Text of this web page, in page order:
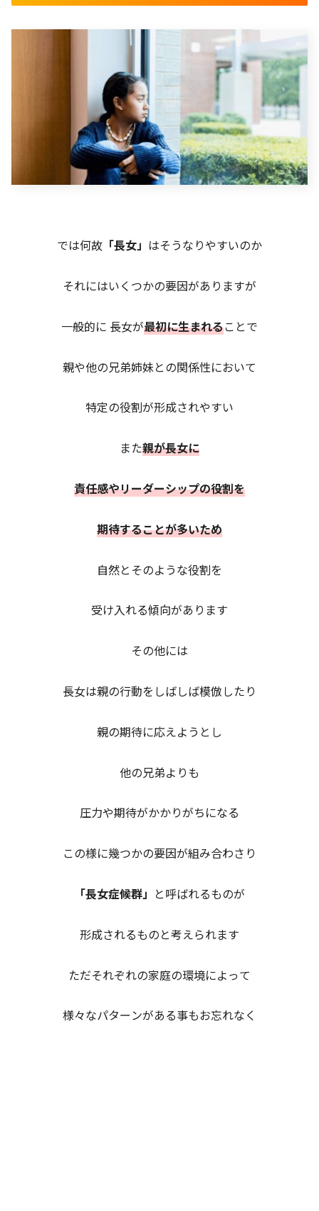
では何故 「長女」 はそうなりやすいのか
それにはいくつかの要因がありますが
一般的に 長女が最初に生まれることで
親や他の兄弟姉妹との関係性において
特定の役割が形成されやすい
また親が長女に
責任感やリーダーシップの役割を
期待することが多いため
自然とそのような役割を
受け入れる傾向があります
その他には
長女は親の行動をしばしば模倣したり
親の期待に応えようとし
他の兄弟よりも
圧力や期待がかかりがちになる
この様に幾つかの要因が組み合わさり
「長女症候群」 と呼ばれるものが
形成されるものと考えられます
ただそれぞれの家庭の環境によって
様々なパターンがある事もお忘れなく